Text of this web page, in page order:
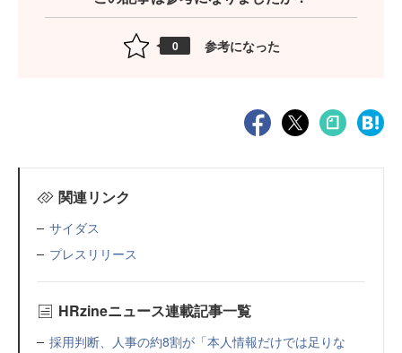
0 参考になった
関連リンク
サイダス
プレスリリース
HRzineニュース連載記事一覧
採用判断、人事の約8割が「本人情報だけでは足りな